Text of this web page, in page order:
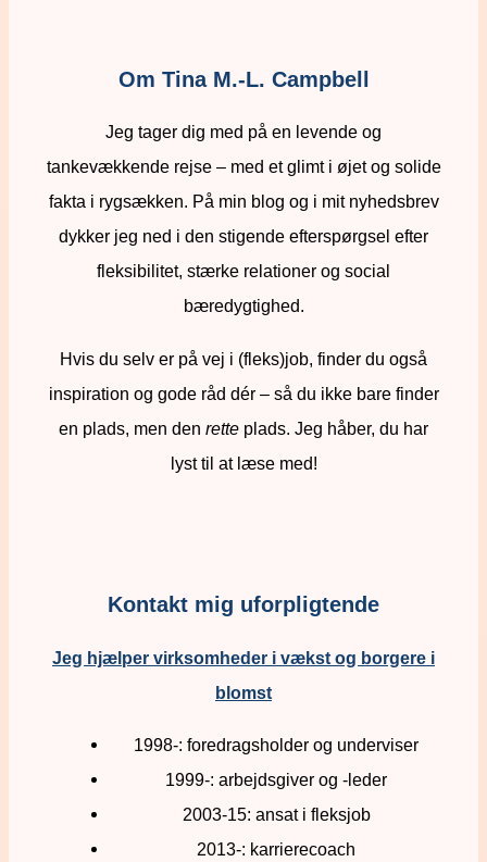
Om Tina M.-L. Campbell
Jeg tager dig med på en levende og
tankevækkende rejse – med et glimt i øjet og solide
fakta i rygsækken. På min blog og i mit nyhedsbrev
dykker jeg ned i den stigende efterspørgsel efter
fleksibilitet, stærke relationer og social
bæredygtighed.
Hvis du selv er på vej i (fleks)job, finder du også
inspiration og gode råd dér – så du ikke bare finder
en plads, men den rette plads. Jeg håber, du har
lyst til at læse med!
Kontakt mig uforpligtende
Jeg hjælper virksomheder i vækst og borgere i
blomst
1998-: foredragsholder og underviser
1999-: arbejdsgiver og -leder
2003-15: ansat i fleksjob
2013-: karrierecoach